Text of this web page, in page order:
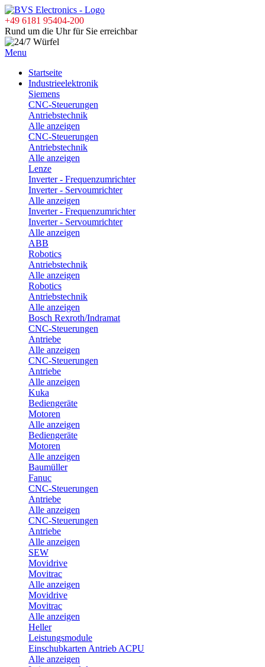
+49 6181 95404-200
Rund um die Uhr für Sie erreichbar
Menu
Startseite
Industrieelektronik
Siemens
CNC-Steuerungen
Antriebstechnik
Alle anzeigen
CNC-Steuerungen
Antriebstechnik
Alle anzeigen
Lenze
Inverter - Frequenzumrichter
Inverter - Servoumrichter
Alle anzeigen
Inverter - Frequenzumrichter
Inverter - Servoumrichter
Alle anzeigen
ABB
Robotics
Antriebstechnik
Alle anzeigen
Robotics
Antriebstechnik
Alle anzeigen
Bosch Rexroth/Indramat
CNC-Steuerungen
Antriebe
Alle anzeigen
CNC-Steuerungen
Antriebe
Alle anzeigen
Kuka
Bediengeräte
Motoren
Alle anzeigen
Bediengeräte
Motoren
Alle anzeigen
Baumüller
Fanuc
CNC-Steuerungen
Antriebe
Alle anzeigen
CNC-Steuerungen
Antriebe
Alle anzeigen
SEW
Movidrive
Movitrac
Alle anzeigen
Movidrive
Movitrac
Alle anzeigen
Heller
Leistungsmodule
Einschubkarten Antrieb ACPU
Alle anzeigen